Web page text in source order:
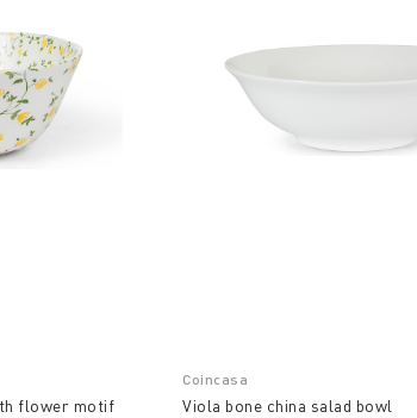
flower motif
Coincasa
Viola bone china salad bowl